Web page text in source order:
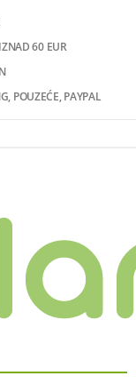
60 EUR
POUZEĆE, PAYPAL